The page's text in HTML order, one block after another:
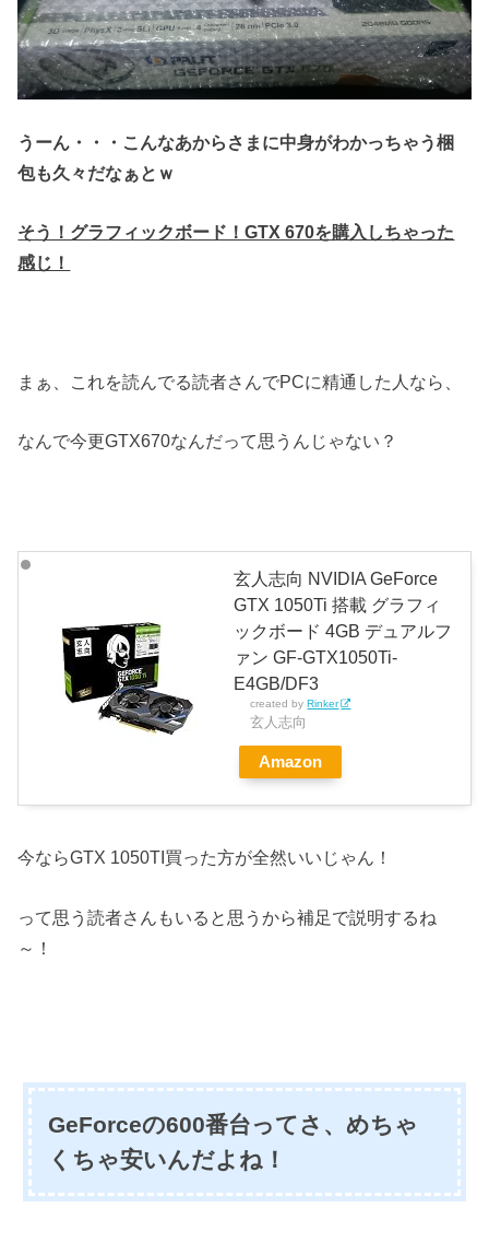
うーん・・・こんなあからさまに中身がわかっちゃう梱
包も久々だなぁとｗ
そう！グラフィックボード！GTX 670を購入しちゃった
感じ！
まぁ、これを読んでる読者さんでPCに精通した人なら、
なんで今更GTX670なんだって思うんじゃない？
玄人志向 NVIDIA GeForce
GTX 1050Ti 搭載 グラフィ
ックボード 4GB デュアルフ
ァン GF-GTX1050Ti-
E4GB/DF3
created by Rinker
玄人志向
Amazon
今ならGTX 1050TI買った方が全然いいじゃん！
って思う読者さんもいると思うから補足で説明するね
～！
GeForceの600番台ってさ、めちゃ
くちゃ安いんだよね！